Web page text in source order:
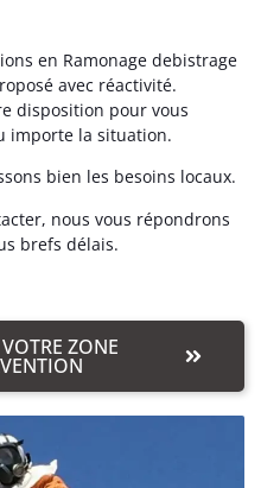
en Ramonage debistrage
avec réactivité.
disposition pour vous
importe la situation.
bien les besoins locaux.
nous vous répondrons
brefs délais.
ZONE